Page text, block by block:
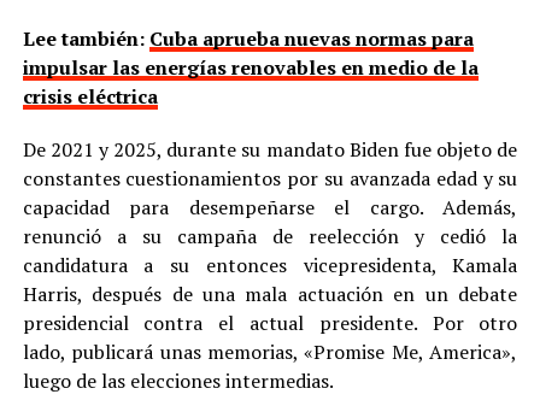
Lee también: Cuba aprueba nuevas normas para
impulsar las energías renovables en medio de la
crisis eléctrica
De 2021 y 2025, durante su mandato Biden fue objeto de
constantes cuestionamientos por su avanzada edad y su
capacidad para desempeñarse el cargo. Además,
renunció a su campaña de reelección y cedió la
candidatura a su entonces vicepresidenta, Kamala
Harris, después de una mala actuación en un debate
presidencial contra el actual presidente. Por otro
lado, publicará unas memorias, «Promise Me, America»,
luego de las elecciones intermedias.